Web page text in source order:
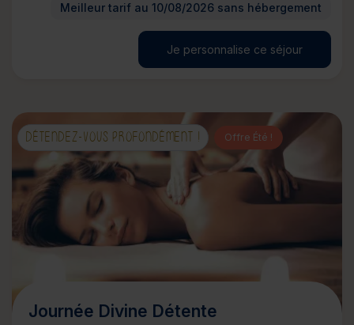
Meilleur tarif au 10/08/2026 sans hébergement
Je personnalise ce séjour
DÉTENDEZ-VOUS PROFONDÉMENT ! Offre Été !
Journée Divine Détente